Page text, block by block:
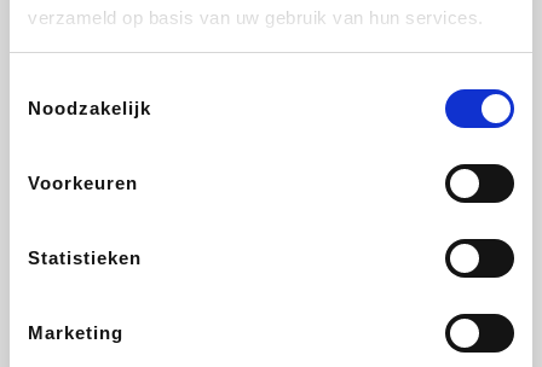
verzameld op basis van uw gebruik van hun services.
Noodzakelijk
Voorkeuren
Statistieken
Marketing
DectDirect
Ibood SupraBazar